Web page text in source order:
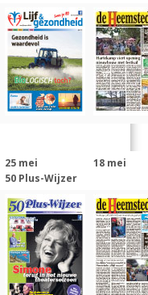
25 mei
50 Plus-Wijzer
18 mei